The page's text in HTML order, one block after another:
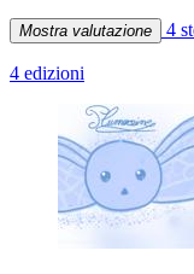
Mostra valutazione 4
4 edizioni